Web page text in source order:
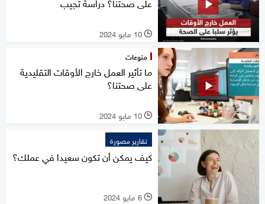
l 10 مايو 2024
منوعات
ما تأثير العمل خارج الأوقات التقليدية
على صحتنا؟
l 10 مايو 2024
تقارير مصورة
كيف يمكن أن تكون سعيدا في عملك؟
l 6 مايو 2024